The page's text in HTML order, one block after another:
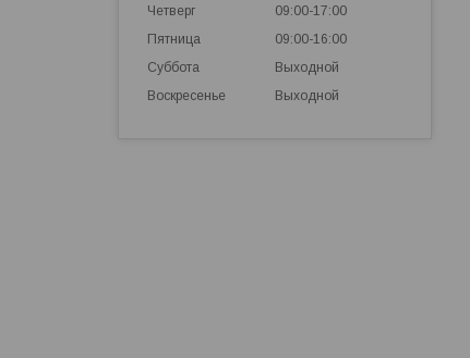
Четверг
09:00-17:00
Пятница
09:00-16:00
Суббота
Выходной
Воскресенье
Выходной